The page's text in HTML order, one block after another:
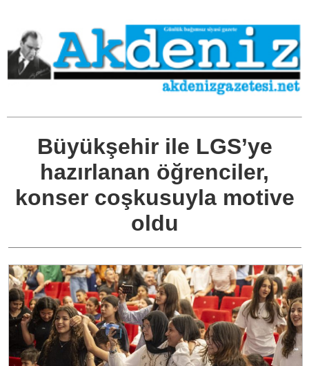
Büyükşehir ile LGS’ye
hazırlanan öğrenciler,
konser coşkusuyla motive
oldu